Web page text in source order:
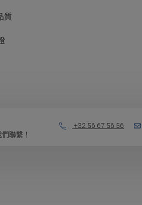
質
聯繫！
+32 56 67 56 56